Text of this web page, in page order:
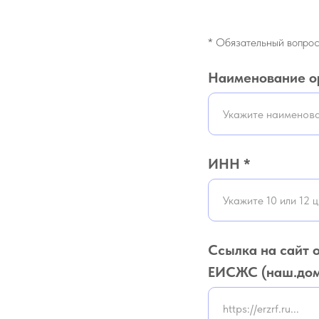
* Обязательный вопрос
Наименование
ИНН *
Ссылка на сайт
ЕИСЖС